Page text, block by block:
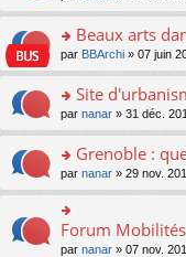
nt
c
e
nt
n
le
pl
u
ré
c
e
nt
e
n
n
le
pl
u
ré
c
e
nt
a
g
e
n
n
le
pl
u
s
ré
c
le
m
e
a
g
e
n
n
le
pl
u
n
ult
er
le
m
e
a
g
e
n
o
o
n
ult
er
le
m
e
s
g
e
Beaux arts
par BBArchi » 07 juin
o
n
ult
er
le
m
e
s
Site
par nanar » 31 déc.
o
n
s
ult
er
Grenoble :
par nanar » 29 nov.
o
n
Forum
par nanar » 07 nov.